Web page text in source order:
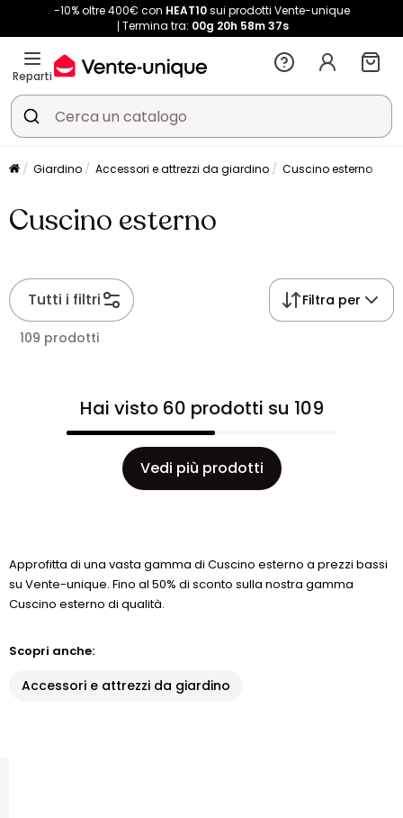
-10% oltre 400€ con HEAT10sui prodotti Vente-unique
Termina tra: 00g 20h 58m37s
Reparti
Giardino Accessori e attrezzi da giardino Cuscino esterno
Cuscino esterno
Tutti i filtri Filtra per
109 prodotti
Hai visto 60 prodotti su 109
Vedi più prodotti
Approfitta di una vasta gamma di Cuscino esterno a prezzi bassi
su Vente-unique. Fino al 50% di sconto sulla nostra gamma
Cuscino esterno di qualità.
Scopri anche:
Accessori e attrezzi da giardino